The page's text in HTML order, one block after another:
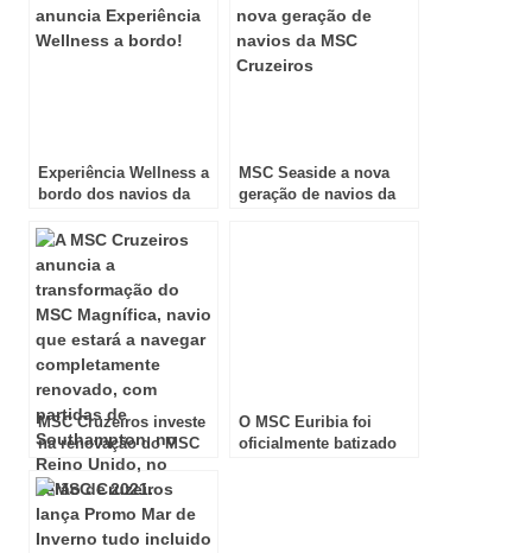
Experiência Wellness a
bordo dos navios da
MSC Seaside a nova
geração de navios da
MSC Cruzeiros investe
na renovação do MSC
Magnífica
O MSC Euribia foi
oficialmente batizado